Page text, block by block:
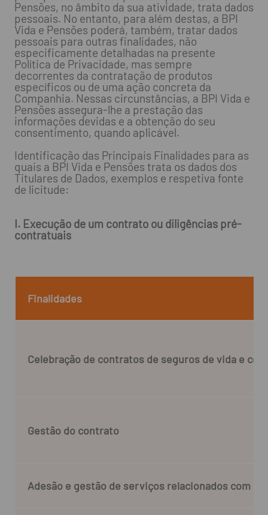
Pensões, no âmbito da sua atividade, trata dados
pessoais. No entanto, para além destas, a BPI
Vida e Pensões poderá, também, tratar dados
pessoais para outras finalidades, não
especificamente detalhadas na presente
Política de Privacidade, mas sempre
decorrentes da contratação de produtos
específicos ou de uma ação concreta da
Companhia. Nessas circunstâncias, a BPI Vida e
Pensões assegura-lhe a prestação das
informações devidas e a obtenção do seu
consentimento, quando aplicável.
Identificação das Principais Finalidades para as
quais a BPI Vida e Pensões trata os dados dos
Titulares de Dados, exemplos e respetiva fonte
de licitude:
I. Execução de um contrato ou diligências pré-
contratuais
Finalidades
Celebração de contratos de seguros de vida e
Gestão do contrato
Adesão e gestão de serviços relacionados com